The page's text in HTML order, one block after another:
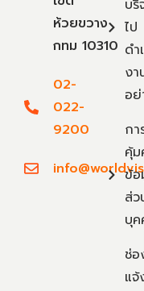
ห้วยขวาง
กทม 10310
02-
022-
9200
บริ
ไป
ดำ
งา
อย่
กา
คุ้
ข้อ
ส่ว
บุ
ช่อ
แจ้